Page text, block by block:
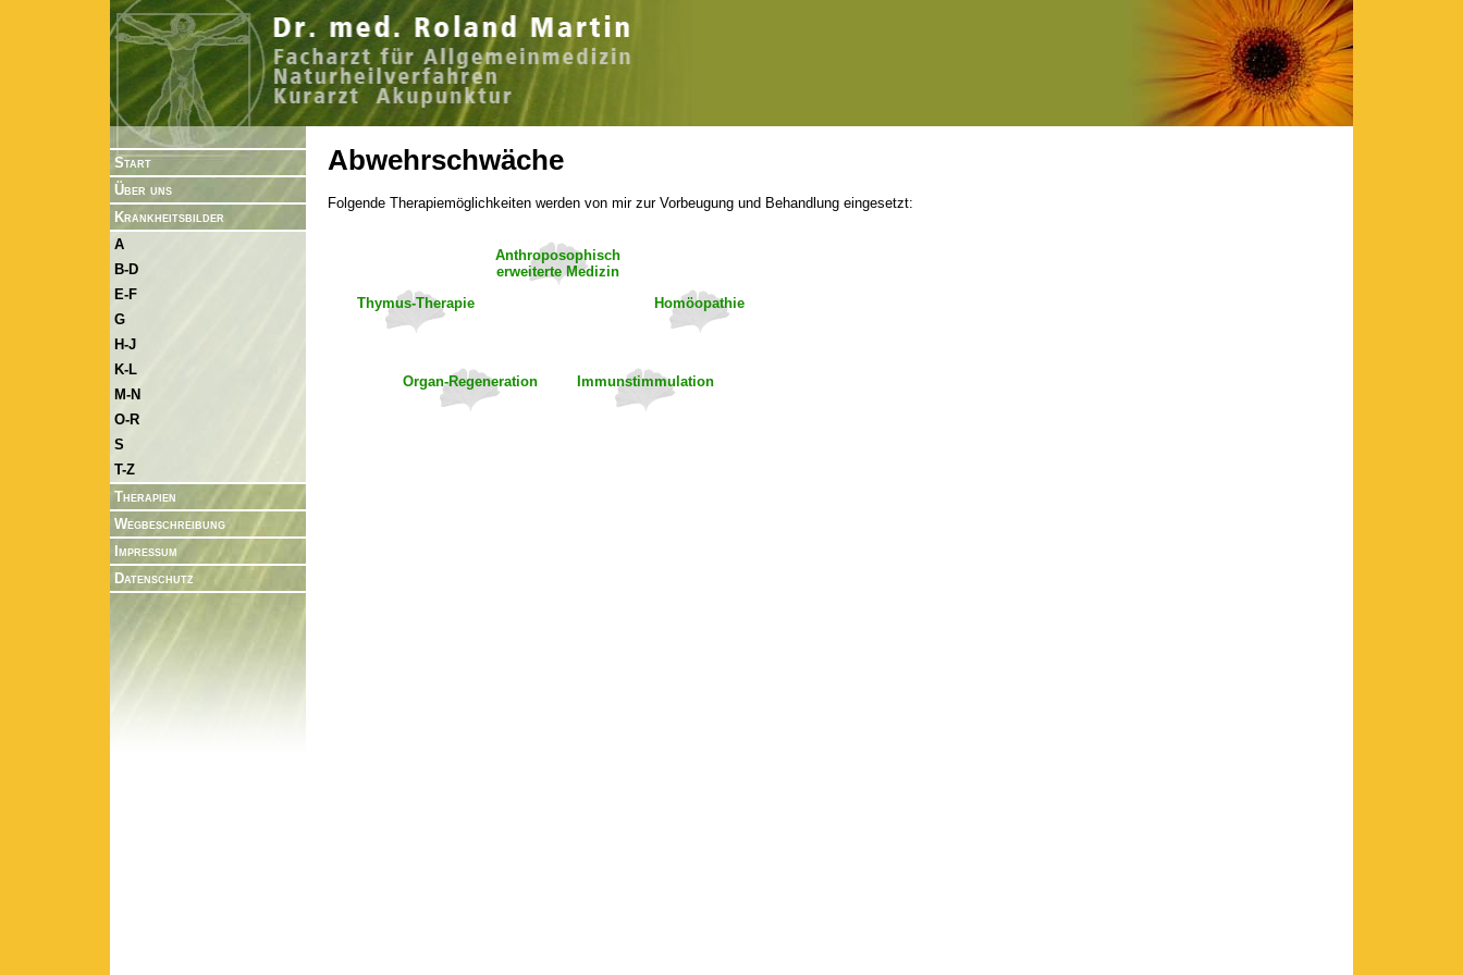
Start
Über uns
Krankheitsbilder
A
B-D
E-F
G
H-J
K-L
M-N
O-R
S
T-Z
Therapien
Wegbeschreibung
Impressum
Datenschutz
Abwehrschwäche
Folgende Therapiemöglichkeiten werden von mir zur Vorbeugung und Behandlung eingesetzt:
Anthroposophisch
erweiterte Medizin
Homöopathie
Immunstimmulation
Organ-Regeneration
Thymus-Therapie